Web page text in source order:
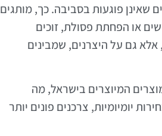
שאינן פוגעות בסביבה. כך, מותגים
או הפחתת פסולת, זוכים
גם על היצרנים, שמבינים
המיוצרים בישראל, מה
יומיומיות, צרכנים פונים יותר